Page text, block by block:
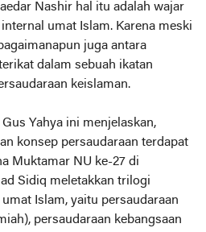
Nashir hal itu adalah wajar
umat Islam. Karena meski
juga antara
dalam sebuah ikatan
keislaman.
Yahya ini menjelaskan,
konsep persaudaraan terdapat
Muktamar NU ke-27 di
Sidiq meletakkan trilogi
Islam, yaitu persaudaraan
persaudaraan kebangsaan